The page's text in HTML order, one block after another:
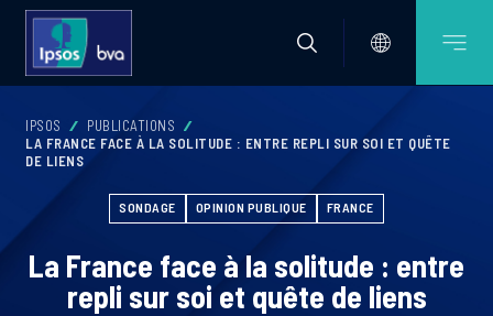
IPSOS
PUBLICATIONS
LA FRANCE FACE À LA SOLITUDE : ENTRE REPLI SUR SOI ET QUÊTE
DE LIENS
SONDAGE OPINION PUBLIQUE FRANCE
La France face à la solitude : entre
repli sur soi et quête de liens